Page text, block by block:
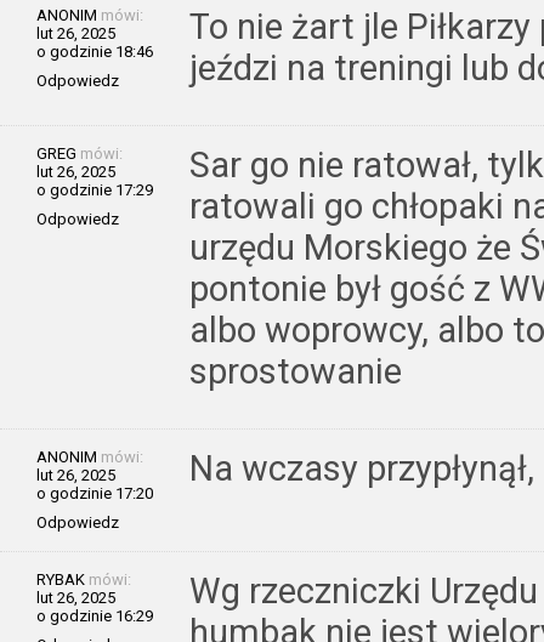
ANONIM mówi:
lut 26, 2025
o godzinie 18:46
Odpowiedz
To nie żart jle
jeździ na treningi lub
GREG mówi:
lut 26, 2025
o godzinie 17:29
Odpowiedz
Sar go nie ratował,
ratowali go chłopaki
urzędu Morskiego że
pontonie był gość z
albo woprowcy, albo
sprostowanie
ANONIM mówi:
lut 26, 2025
o godzinie 17:20
Odpowiedz
Na wczasy
RYBAK mówi:
lut 26, 2025
o godzinie 16:29
Wg rzeczniczki
humbak nie jest